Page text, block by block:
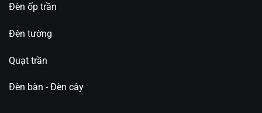
Đèn ốp trần
Đèn tường
Quạt trần
Đèn bàn - Đèn cây